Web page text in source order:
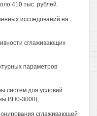
410 тыс. рублей.
исследований на
сглаживающих
параметров
систем для условий
ВП0-3000);
сглаживающей